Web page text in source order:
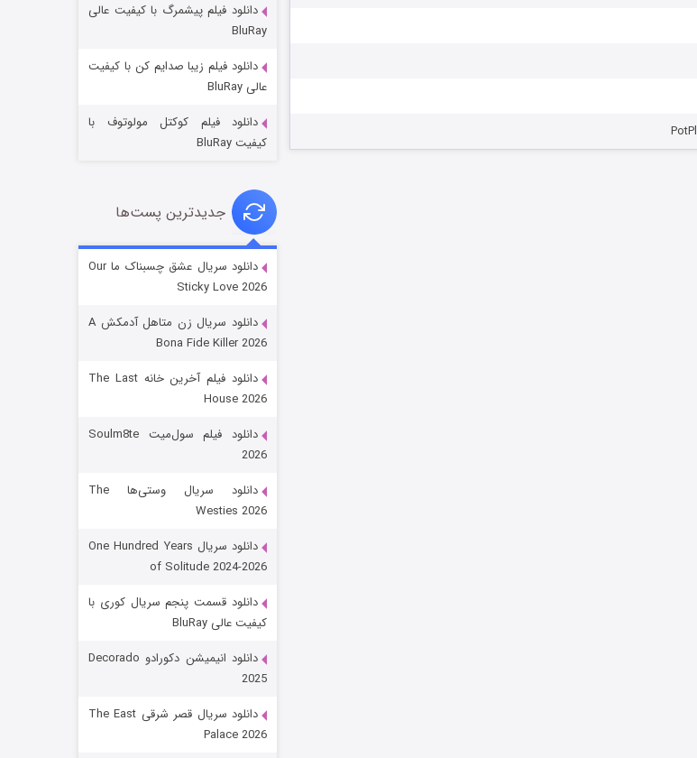
عملیات آپارتمان
قسمت۲ (زیرنویس)
شکست استوارت در نجات جهان
قسمت۷ (زیرنویس)
دانلود فیلم پیشمرگ با کیفیت عالی
BluRay
دانلود فیلم زیبا صدایم کن با کیفیت
عالی BluRay
دانلود فیلم کوکتل مولوتوف با
کیفیت BluRay
جدیدترین پست‌ها
دانلود سریال عشق چسبناک ما Our
Sticky Love 2026
دانلود سریال زن متاهل آدمکش A
Bona Fide Killer 2026
دانلود فیلم آخرین خانه The Last
House 2026
دانلود فیلم سول‌میت Soulm8te
2026
دانلود سریال وستی‌ها The
Westies 2026
دانلود سریال One Hundred Years
of Solitude 2024-2026
دانلود قسمت پنجم سریال کوری با
کیفیت عالی BluRay
دانلود انیمیشن دکورادو Decorado
2025
دانلود سریال قصر شرقی The East
Palace 2026